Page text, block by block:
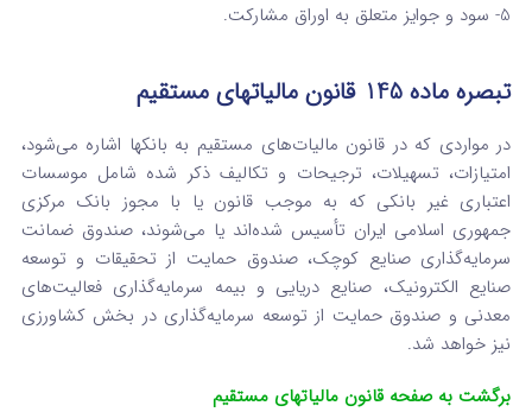
5- سود و جوایز متعلق به اوراق مشارکت.
تبصره ماده 145 قانون مالیاتهای مستقیم
در مواردی که در قانون مالیات‌های مستقیم به بانکها اشاره می‌شود،
امتیازات، تسهیلات، ترجیحات و تکالیف ذکر شده شامل موسسات‌
اعتباری غیر بانکی که به موجب قانون یا با مجوز بانک مرکزی
جمهوری اسلامی ایران تأسیس شده‌اند یا می‌شوند، صندوق ضمانت
سرمایه‌گذاری صنایع کوچک، صندوق حمایت از تحقیقات و توسعه
صنایع الکترونیک، صنایع دریایی و بیمه سرمایه‌گذاری فعالیت‌های
معدنی و صندوق حمایت از توسعه سرمایه‌گذاری در بخش کشاورزی
نیز خواهد شد.
برگشت به صفحه قانون مالیاتهای مستقیم